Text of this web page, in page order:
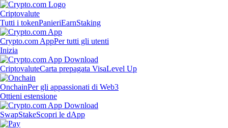
Criptovalute
Tutti i tokenPanieriEarnStaking
Crypto.com AppPer tutti gli utenti
Inizia
CriptovaluteCarta prepagata VisaLevel Up
OnchainPer gli appassionati di Web3
Ottieni estensione
SwapStakeScopri le dApp